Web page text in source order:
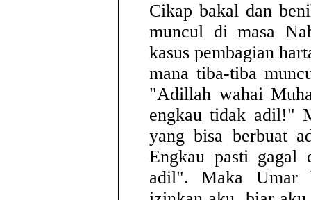
Cikap bakal dan
muncul di masa
kasus pembagian
mana tiba-tiba
"Adillah wahai
engkau tidak adil!"
yang bisa berbuat
Engkau pasti
adil". Maka Umar